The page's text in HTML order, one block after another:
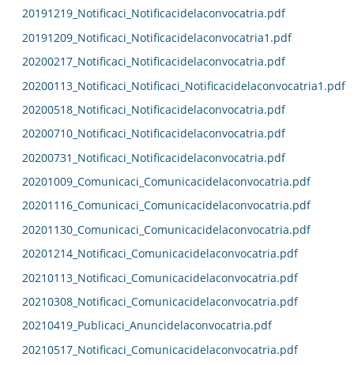
20191219_Notificaci_Notificacidelaconvocatria.pdf
20191209_Notificaci_Notificacidelaconvocatria1.pdf
20200217_Notificaci_Notificacidelaconvocatria.pdf
20200113_Notificaci_Notificaci_Notificacidelaconvocatria1.pdf
20200518_Notificaci_Notificacidelaconvocatria.pdf
20200710_Notificaci_Notificacidelaconvocatria.pdf
20200731_Notificaci_Notificacidelaconvocatria.pdf
20201009_Comunicaci_Comunicacidelaconvocatria.pdf
20201116_Comunicaci_Comunicacidelaconvocatria.pdf
20201130_Comunicaci_Comunicacidelaconvocatria.pdf
20201214_Notificaci_Comunicacidelaconvocatria.pdf
20210113_Notificaci_Comunicacidelaconvocatria.pdf
20210308_Notificaci_Comunicacidelaconvocatria.pdf
20210419_Publicaci_Anuncidelaconvocatria.pdf
20210517_Notificaci_Comunicacidelaconvocatria.pdf